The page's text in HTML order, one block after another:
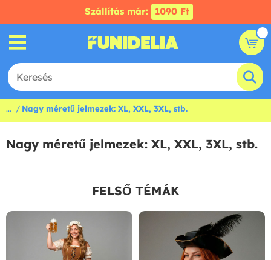
Szállítás már: 1090 Ft
... Nagy méretű jelmezek: XL, XXL, 3XL, stb.
Nagy méretű jelmezek: XL, XXL, 3XL, stb.
FELSŐ TÉMÁK